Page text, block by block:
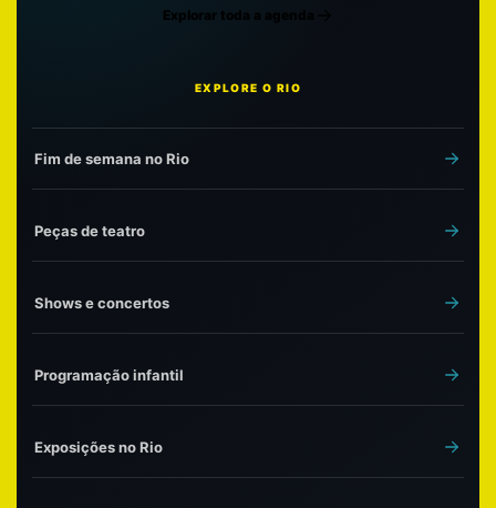
Explorar toda a agenda
EXPLORE O RIO
Fim de semana no Rio
Peças de teatro
Shows e concertos
Programação infantil
Exposições no Rio